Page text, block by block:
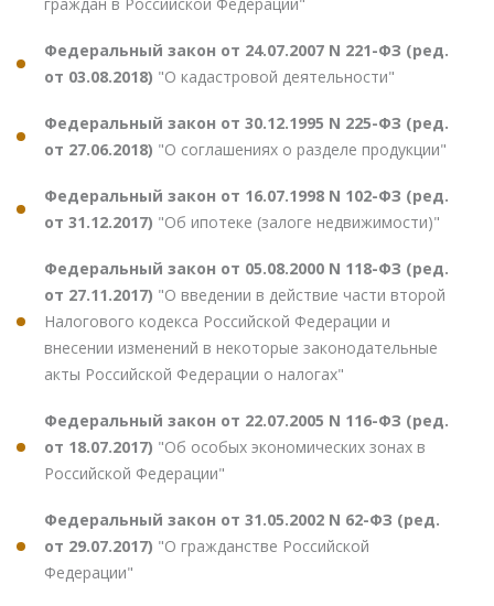
Федеральный закон от 24.07.2007 N 221-ФЗ (ред.
от 03.08.2018) "О кадастровой деятельности"
Федеральный закон от 30.12.1995 N 225-ФЗ (ред.
от 27.06.2018) "О соглашениях о разделе продукции"
Федеральный закон от 16.07.1998 N 102-ФЗ (ред.
от 31.12.2017) "Об ипотеке (залоге недвижимости)"
Федеральный закон от 05.08.2000 N 118-ФЗ (ред.
от 27.11.2017) "О введении в действие части второй
Налогового кодекса Российской Федерации и
внесении изменений в некоторые законодательные
акты Российской Федерации о налогах"
Федеральный закон от 22.07.2005 N 116-ФЗ (ред.
от 18.07.2017) "Об особых экономических зонах в
Российской Федерации"
Федеральный закон от 31.05.2002 N 62-ФЗ (ред.
от 29.07.2017) "О гражданстве Российской
Федерации"